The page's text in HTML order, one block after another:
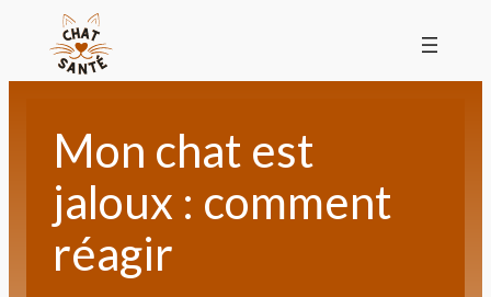
Mon chat est
jaloux : comment
réagir